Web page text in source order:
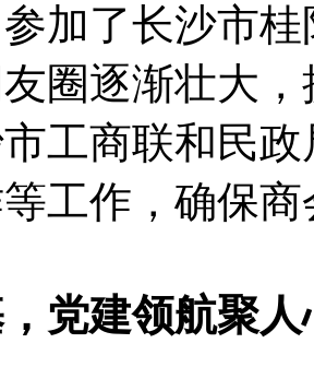
加了长沙市
圈逐渐壮大
工商联和民
工作，确保
党建领航聚人